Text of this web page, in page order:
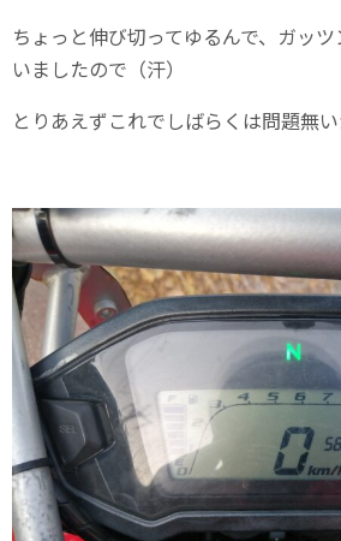
ちょっと伸び切ってゆるんで、ガッ
いましたので（汗）
とりあえずこれでしばらくは問題無い